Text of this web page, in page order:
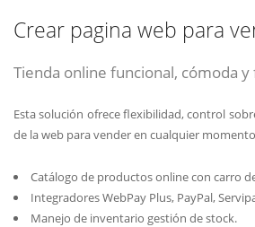
Crear pagina web para
Tienda online funcional, cómoda y
Esta solución ofrece flexibilidad, control
de la web para vender en cualquier
Catálogo de productos online con carro
Integradores WebPay Plus, PayPal,
Manejo de inventario gestión de stock.